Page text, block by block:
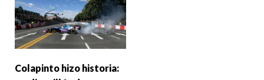
Colapinto hizo historia: